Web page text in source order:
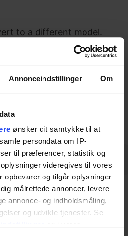
Annonceindstillinger Om
ønsker dit samtykke til at
persondata om IP-
til præferencer, statistik og
videregives til vores
opbevarer og tilgår oplysninger
målrettede annoncer, levere
annonce- og indholdsmåling,
og udvikle tjenester. Se
to a different model.